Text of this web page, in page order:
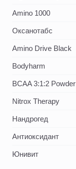
Amino 1000
Оксанотабс
Amino Drive Black
Bodyharm
BCAA 3:1:2 Powder
Nitrox Therapy
Нандрогед
Антиоксидант
Юнивит